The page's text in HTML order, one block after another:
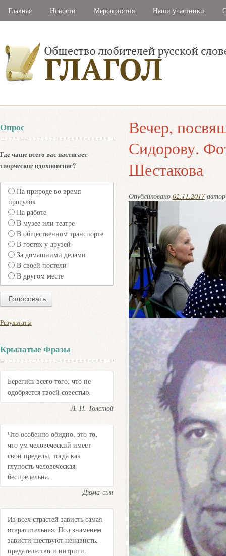
Главная Новости Мероприятия Наши участники
Вечер,
Сидорову.
Шестакова
Опубликовано 02.11.2017
Опрос
Где чаще всего вас настигает
творческое вдохновение?
На природе во время
прогулок
На работе
В музее или театре
В общественном транспорте
В гостях у друзей
За домашними делами
В своей постели
В другом месте
Результаты
Крылатые Фразы
Берегись всего того, что не
одобряется твоей совестью.
Л. Н. Толстой
Что особенно обидно, это то,
что ум человеческий имеет
свои пределы, тогда как
глупость человеческая
беспредельна.
Дюма-сын
Из всех страстей зависть самая
отвратительная. Под знаменем
зависти шествуют ненависть,
предательство и интриги.